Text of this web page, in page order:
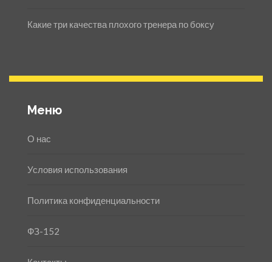
Какие три качества плохого тренера по боксу
Меню
О нас
Условия использования
Политика конфиденциальности
ФЗ-152